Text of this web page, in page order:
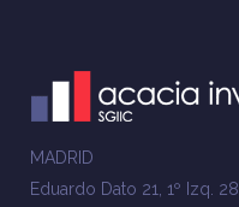
MADRID
Eduardo Dato 21, 1º Izq.